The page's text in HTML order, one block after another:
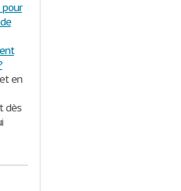
pour
en
dès